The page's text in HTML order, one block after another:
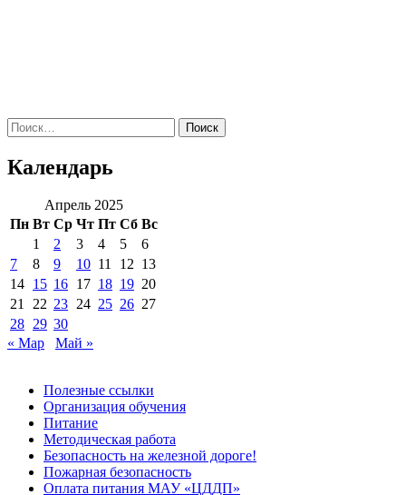
Поиск
по:
Календарь
Апрель 2025
Пн Вт Ср Чт Пт Сб Вс
1
2 3 4 5
6
7
8 9 10 11 12 13
14 15 16 17 18 19 20
21 22 23 24 25 26 27
28 29 30
« Мар
Май »
Полезные ссылки
Организация обучения
Питание
Методическая работа
Безопасность на железной дороге!
Пожарная безопасность
Оплата питания МАУ «ЦДДП»